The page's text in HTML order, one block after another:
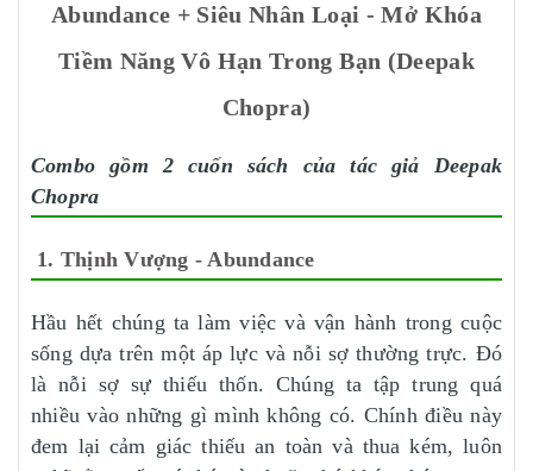
Abundance + Siêu Nhân Loại - Mở Khóa
Tiềm Năng Vô Hạn Trong Bạn (Deepak
Chopra)
Combo gồm 2 cuốn sách của tác giả Deepak
Chopra
1. Thịnh Vượng - Abundance
Hầu hết chúng ta làm việc và vận hành trong cuộc
sống dựa trên một áp lực và nỗi sợ thường trực. Đó
là nỗi sợ sự thiếu thốn. Chúng ta tập trung quá
nhiều vào những gì mình không có. Chính điều này
đem lại cảm giác thiếu an toàn và thua kém, luôn